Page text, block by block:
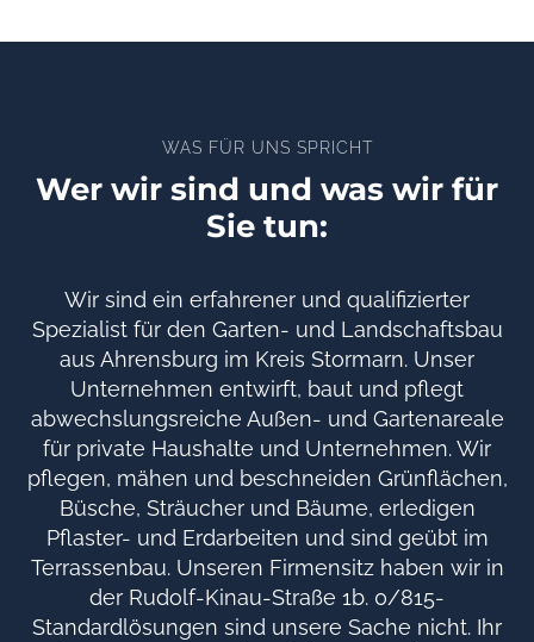
WAS FÜR UNS SPRICHT
Wer wir sind und was wir für
Sie tun:
Wir sind ein erfahrener und qualifizierter
Spezialist für den Garten- und Landschaftsbau
aus Ahrensburg im Kreis Stormarn. Unser
Unternehmen entwirft, baut und pflegt
abwechslungsreiche Außen- und Gartenareale
für private Haushalte und Unternehmen. Wir
pflegen, mähen und beschneiden Grünflächen,
Büsche, Sträucher und Bäume, erledigen
Pflaster- und Erdarbeiten und sind geübt im
Terrassenbau. Unseren Firmensitz haben wir in
der Rudolf-Kinau-Straße 1b. 0/815-
Standardlösungen sind unsere Sache nicht. Ihr